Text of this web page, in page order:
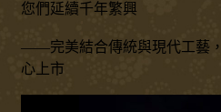
您們延續千年繁興
——完美結合傳統與現代工藝
心上市